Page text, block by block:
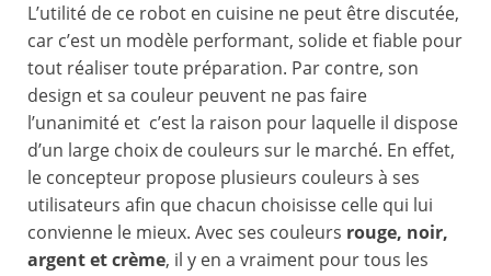
L’utilité de ce robot en cuisine ne peut être discutée,
car c’est un modèle performant, solide et fiable pour
tout réaliser toute préparation. Par contre, son
design et sa couleur peuvent ne pas faire
l’unanimité et c’est la raison pour laquelle il dispose
d’un large choix de couleurs sur le marché. En effet,
le concepteur propose plusieurs couleurs à ses
utilisateurs afin que chacun choisisse celle qui lui
convienne le mieux. Avec ses couleurs rouge, noir,
argent et crème, il y en a vraiment pour tous les